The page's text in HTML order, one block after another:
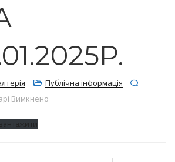
Публічна інформація
Вимкнено